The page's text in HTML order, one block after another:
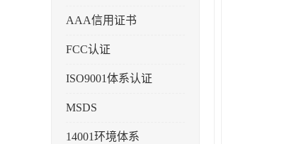
AAA信用证书
FCC认证
ISO9001体系认证
MSDS
14001环境体系